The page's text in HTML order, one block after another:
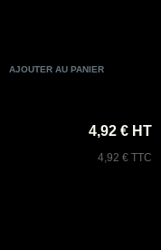
4,92 € HT
4,92 € TTC